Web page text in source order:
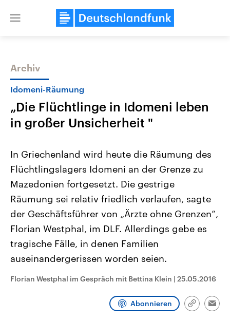
Close
Themen
Landtagswahl Sachsen-Anhalt
2026
Alle Informationen
Sachsen-Anhalt wählt am 6.
September 2026 einen neuen
Landtag. Seit 2021 wird das
Bundesland von einer Koalition aus
CDU, SPD und FDP regiert.-
Umfragen, Prognosen,
Wahlprogramme, aktuelle Berichte
und Hintergründe zu den Parteien
Wahl.
Aktuelle Beiträge,
Hintergründe
Wirtschaftlich und
gehören die Vereinigten
den mächtigsten Ländern
mit großem Einfluss auf
aktuelle Weltgeschehen.
Sendungen Programm Podcasts
Archiv
Idomeni-Räumung
„Die Flüchtlinge in Idomeni leben
in großer Unsicherheit "
In Griechenland wird heute die Räumung des
Flüchtlingslagers Idomeni an der Grenze zu
Mazedonien fortgesetzt. Die gestrige
Räumung sei relativ friedlich verlaufen, sagte
der Geschäftsführer von „Ärzte ohne Grenzen“,
Florian Westphal, im DLF. Allerdings gebe es
tragische Fälle, in denen Familien
auseinandergerissen worden seien.
Florian Westphal im Gespräch mit Bettina Klein | 25.05.2016
Abonnieren
Link